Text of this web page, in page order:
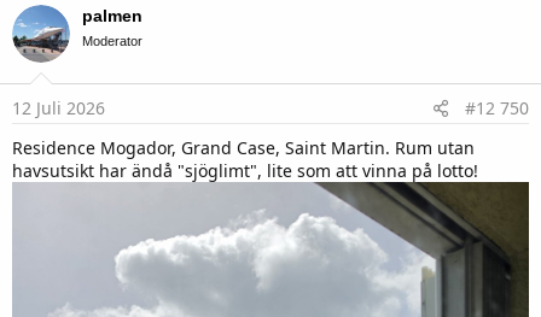
t
i
o
palmen
Moderator
12 Juli 2026
#12 750
Residence Mogador, Grand Case, Saint Martin. Rum utan
havsutsikt har ändå "sjöglimt", lite som att vinna på lotto!